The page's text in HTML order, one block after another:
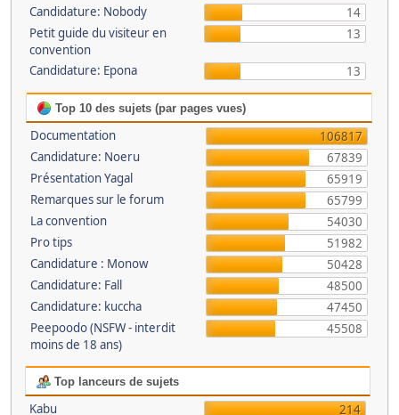
Candidature: Nobody
14
Petit guide du visiteur en
convention
13
Candidature: Epona 13
Top 10 des sujets (par pages vues)
Documentation
106817
Candidature: Noeru
67839
Présentation Yagal
65919
Remarques sur le forum
65799
La convention
54030
Pro tips
51982
Candidature : Monow
50428
Candidature: Fall
48500
Candidature: kuccha
47450
Peepoodo (NSFW - interdit
moins de 18 ans)
45508
Top lanceurs de sujets
Kabu
214